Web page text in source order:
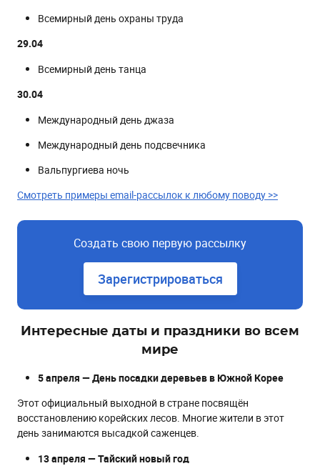
Всемирный день охраны труда
29.04
Всемирный день танца
30.04
Международный день джаза
Международный день подсвечника
Вальпургиева ночь
Смотреть примеры email-рассылок к любому поводу >>
Создать свою первую рассылку
Зарегистрироваться
Интересные даты и праздники во всем
мире
5 апреля — День посадки деревьев в Южной Корее
Этот официальный выходной в стране посвящён
восстановлению корейских лесов. Многие жители в этот
день занимаются высадкой саженцев.
13 апреля — Тайский новый год